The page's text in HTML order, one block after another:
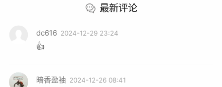
最新评论
dc616 2024-12-29 23:24
👍
暗香盈袖 2024-12-26 08:41